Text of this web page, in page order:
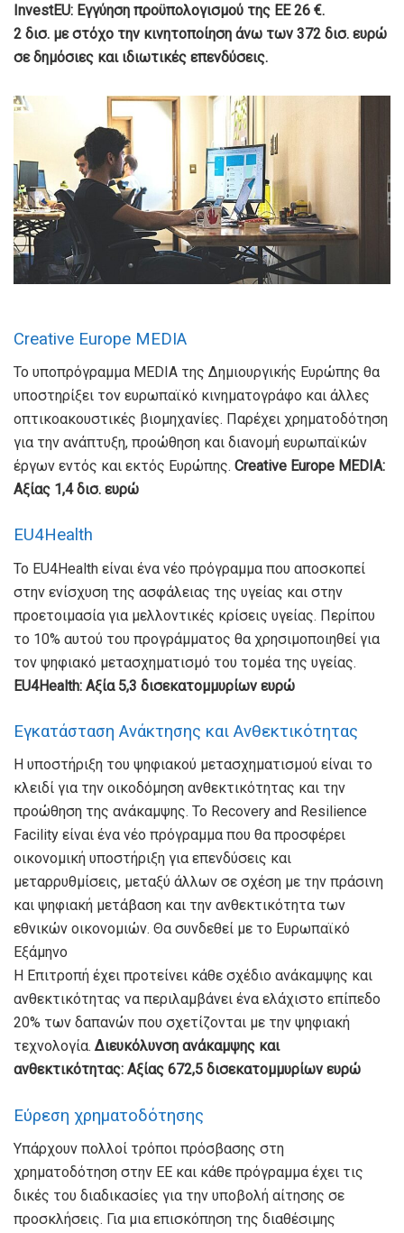
InvestEU: Εγγύηση προϋπολογισμού της ΕΕ 26 €.
2 δισ. με στόχο την κινητοποίηση άνω των 372 δισ. ευρώ
σε δημόσιες και ιδιωτικές επενδύσεις.
Creative Europe MEDIA
Το υποπρόγραμμα MEDIA της Δημιουργικής Ευρώπης θα
υποστηρίξει τον ευρωπαϊκό κινηματογράφο και άλλες
οπτικοακουστικές βιομηχανίες. Παρέχει χρηματοδότηση
για την ανάπτυξη, προώθηση και διανομή ευρωπαϊκών
έργων εντός και εκτός Ευρώπης. Creative Europe MEDIA:
Αξίας 1,4 δισ. ευρώ
EU4Health
Το EU4Health είναι ένα νέο πρόγραμμα που αποσκοπεί
στην ενίσχυση της ασφάλειας της υγείας και στην
προετοιμασία για μελλοντικές κρίσεις υγείας. Περίπου
το 10% αυτού του προγράμματος θα χρησιμοποιηθεί για
τον ψηφιακό μετασχηματισμό του τομέα της υγείας.
EU4Health: Αξία 5,3 δισεκατομμυρίων ευρώ
Εγκατάσταση Ανάκτησης και Ανθεκτικότητας
Η υποστήριξη του ψηφιακού μετασχηματισμού είναι το
κλειδί για την οικοδόμηση ανθεκτικότητας και την
προώθηση της ανάκαμψης. Το Recovery and Resilience
Facility είναι ένα νέο πρόγραμμα που θα προσφέρει
οικονομική υποστήριξη για επενδύσεις και
μεταρρυθμίσεις, μεταξύ άλλων σε σχέση με την πράσινη
και ψηφιακή μετάβαση και την ανθεκτικότητα των
εθνικών οικονομιών. Θα συνδεθεί με το Ευρωπαϊκό
Εξάμηνο
Η Επιτροπή έχει προτείνει κάθε σχέδιο ανάκαμψης και
ανθεκτικότητας να περιλαμβάνει ένα ελάχιστο επίπεδο
20% των δαπανών που σχετίζονται με την ψηφιακή
τεχνολογία. Διευκόλυνση ανάκαμψης και
ανθεκτικότητας: Αξίας 672,5 δισεκατομμυρίων ευρώ
Εύρεση χρηματοδότησης
Υπάρχουν πολλοί τρόποι πρόσβασης στη
χρηματοδότηση στην ΕΕ και κάθε πρόγραμμα έχει τις
δικές του διαδικασίες για την υποβολή αίτησης σε
προσκλήσεις. Για μια επισκόπηση της διαθέσιμης